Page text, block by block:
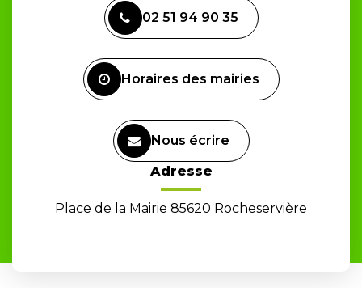
le
compte
02 51 94 90 35
Horaires des mairies
Nous écrire
Adresse
Place de la Mairie 85620 Rocheservière